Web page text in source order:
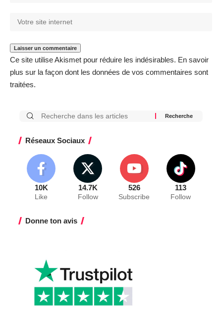
Ce site utilise Akismet pour réduire les indésirables. En savoir
plus sur la façon dont les données de vos commentaires sont
traitées.
Réseaux Sociaux
10K
Like
14.7K
Follow
526
Subscribe
113
Follow
Donne ton avis